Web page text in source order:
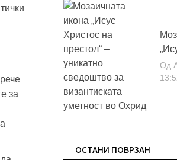
за
Од
ОСТАНИ ПОВРЗАН